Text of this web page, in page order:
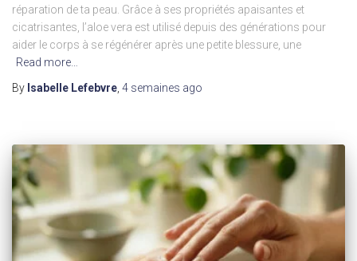
réparation de ta peau. Grâce à ses propriétés apaisantes et
cicatrisantes, l’aloe vera est utilisé depuis des générations pour
aider le corps à se régénérer après une petite blessure, une
Read more…
By Isabelle Lefebvre, 4 semaines ago